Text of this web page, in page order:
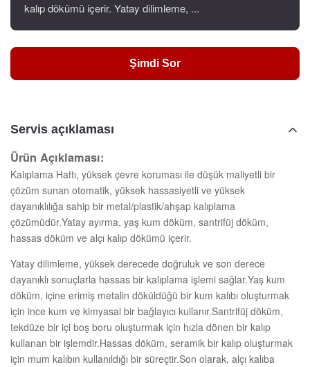
kalıp dökümü içerir. Yatay dilimleme, ...
Şimdi Sor
Servis açıklaması
Ürün Açıklaması:
Kalıplama Hattı, yüksek çevre koruması ile düşük maliyetli bir
çözüm sunan otomatik, yüksek hassasiyetli ve yüksek
dayanıklılığa sahip bir metal/plastik/ahşap kalıplama
çözümüdür.Yatay ayırma, yaş kum döküm, santrifüj döküm,
hassas döküm ve alçı kalıp dökümü içerir.
Yatay dilimleme, yüksek derecede doğruluk ve son derece
dayanıklı sonuçlarla hassas bir kalıplama işlemi sağlar.Yaş kum
döküm, içine erimiş metalin döküldüğü bir kum kalıbı oluşturmak
için ince kum ve kimyasal bir bağlayıcı kullanır.Santrifüj döküm,
tekdüze bir içi boş boru oluşturmak için hızla dönen bir kalıp
kullanan bir işlemdir.Hassas döküm, seramik bir kalıp oluşturmak
için mum kalıbın kullanıldığı bir süreçtir.Son olarak, alçı kalıba